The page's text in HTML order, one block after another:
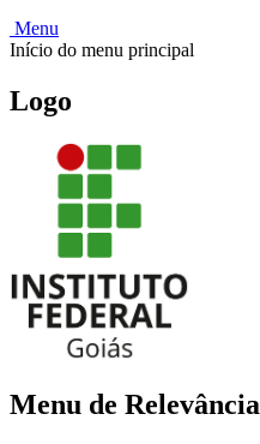
Menu
Início do menu principal
Logo
Menu de Relevância